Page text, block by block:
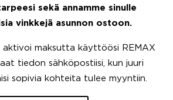
sekä annamme sinulle
vinkkejä asunnon ostoon.
aktivoi maksutta käyttöösi REMAX
tiedon sähköpostiisi, kun juuri
sopivia kohteita tulee myyntiin.